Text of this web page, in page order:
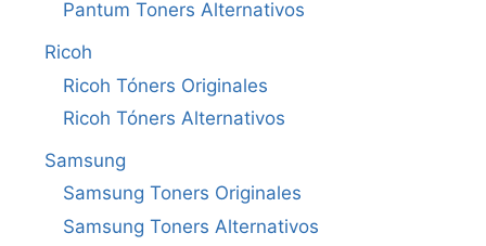
Pantum Toners Alternativos
Ricoh
Ricoh Tóners Originales
Ricoh Tóners Alternativos
Samsung
Samsung Toners Originales
Samsung Toners Alternativos